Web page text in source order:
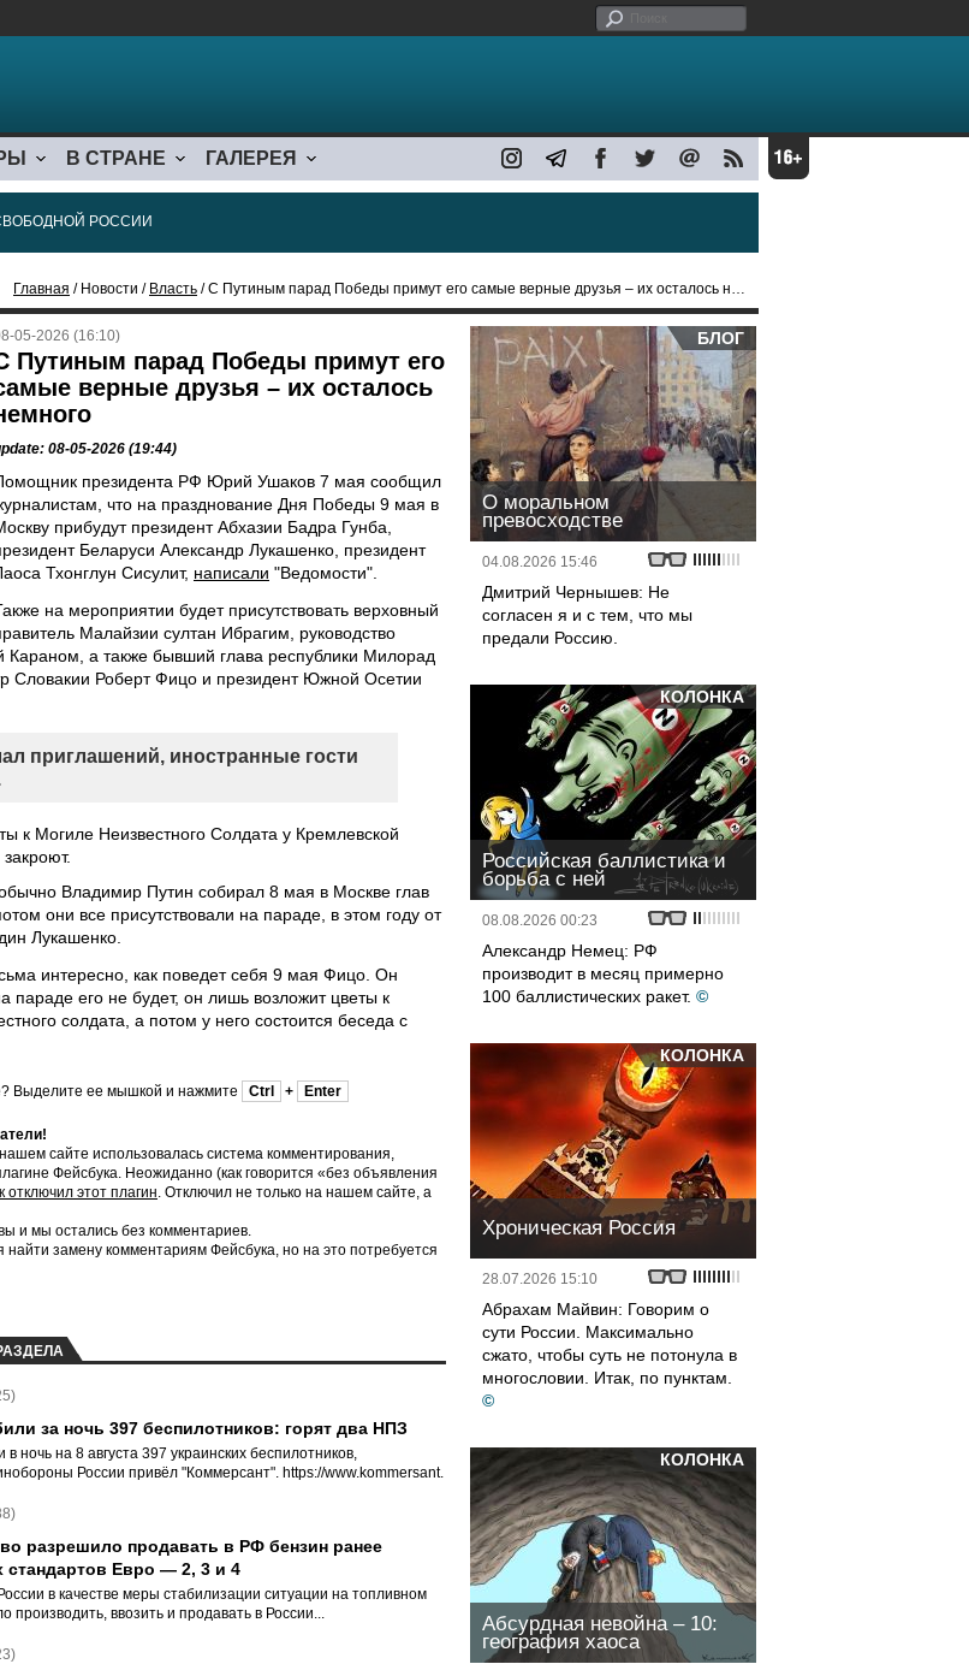
В СТРАНЕ ГАЛЕРЕЯ
РОССИИ
Главная / Новости / Власть / С Путиным парад Победы примут его самые верные друзья – их осталось немного
05-2026 (16:10)
Путиным парад Победы примут его
верные друзья – их осталось
08-05-2026 (19:44)
президента РФ Юрий Ушаков 7 мая сообщил
что на празднование Дня Победы 9 мая в
прибудут президент Абхазии Бадра Гунба,
Беларуси Александр Лукашенко, президент
Тхонглун Сисулит, написали "Ведомости".
на мероприятии будет присутствовать верховный
Малайзии султан Ибрагим, руководство
Караном, а также бывший глава республики Милорад
Словакии Роберт Фицо и президент Южной Осетии
приглашений, иностранные гости
к Могиле Неизвестного Солдата у Кремлевской
Владимир Путин собирал 8 мая в Москве глав
они все присутствовали на параде, в этом году от
Лукашенко.
интересно, как поведет себя 9 мая Фицо. Он
параде его не будет, он лишь возложит цветы к
солдата, а потом у него состоится беседа с
Выделите ее мышкой и нажмите Ctrl + Enter
сайте использовалась система комментирования,
Фейсбука. Неожиданно (как говорится «без объявления
отключил этот плагин. Отключил не только на нашем сайте, а
и мы остались без комментариев.
замену комментариям Фейсбука, но на это потребуется
за ночь 397 беспилотников: горят два НПЗ
ночь на 8 августа 397 украинских беспилотников,
России привёл "Коммерсант". https://www.kommersant.
разрешило продавать в РФ бензин ранее
стандартов Евро — 2, 3 и 4
в качестве меры стабилизации ситуации на топливном
производить, ввозить и продавать в России...
БЛОГ
О моральном
превосходстве
04.08.2026 15:46
Дмитрий Чернышев: Не
согласен я и с тем, что мы
предали Россию.
КОЛОНКА
Российская баллистика и
борьба с ней
08.08.2026 00:23
Александр Немец: РФ
производит в месяц примерно
100 баллистических ракет. ©
КОЛОНКА
Хроническая Россия
28.07.2026 15:10
Абрахам Майвин: Говорим о
сути России. Максимально
сжато, чтобы суть не потонула в
многословии. Итак, по пунктам.
©
КОЛОНКА
Абсурдная невойна – 10:
география хаоса